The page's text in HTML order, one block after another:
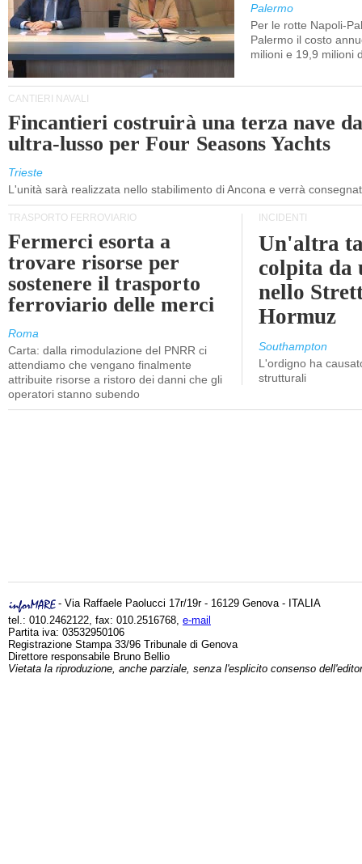
Palermo
Per le rotte Napoli-
Palermo il costo
milioni e 19,9 milioni
CANTIERI NAVALI
Fincantieri costruirà una terza nave
ultra-lusso per Four Seasons Yachts
Trieste
L'unità sarà realizzata nello stabilimento di Ancona e verrà
TRASPORTO FERROVIARIO
Fermerci esorta a
trovare risorse per
sostenere il trasporto
ferroviario delle merci
Roma
Carta: dalla rimodulazione del PNRR ci
attendiamo che vengano finalmente
attribuite risorse a ristoro dei danni che gli
operatori stanno subendo
INCIDENTI
Un'altra
colpita da
nello
Hormuz
Southampton
L'ordigno ha
strutturali
- Via Raffaele Paolucci 17r/19r - 16129 Genova - ITALIA
tel.: 010.2462122, fax: 010.2516768, e-mail
Partita iva: 03532950106
Registrazione Stampa 33/96 Tribunale di Genova
Direttore responsabile Bruno Bellio
Vietata la riproduzione, anche parziale, senza l'esplicito consenso